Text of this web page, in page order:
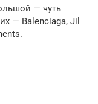
— чуть
— Balenciaga, Jil